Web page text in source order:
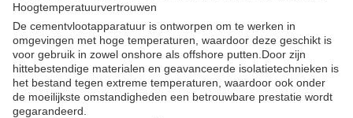
Hoogtemperatuurvertrouwen
De cementvlootapparatuur is ontworpen om te werken in
omgevingen met hoge temperaturen, waardoor deze geschikt is
voor gebruik in zowel onshore als offshore putten.Door zijn
hittebestendige materialen en geavanceerde isolatietechnieken is
het bestand tegen extreme temperaturen, waardoor ook onder
de moeilijkste omstandigheden een betrouwbare prestatie wordt
gegarandeerd.